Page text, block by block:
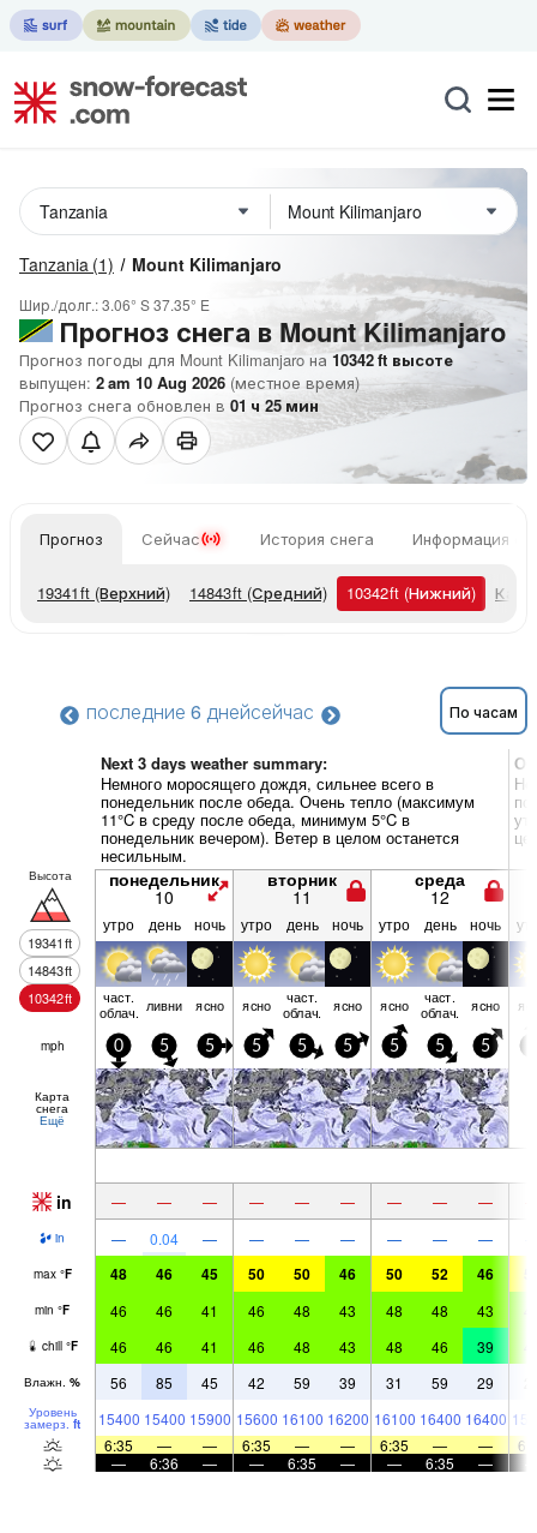
Tanzania (1) Mount Kilimanjaro
Шир./долг.:3.06° S37.35° E
Прогноз снега в Mount Kilimanjaro
Прогноз погоды для Mount Kilimanjaro на 10342ft высоте
выпущен: 2 am 10 Aug 2026 (местное время)
Прогноз снега обновлен в 01 ч 25 мин
Прогноз Сейчас История снега Информация о
19341ft (Верхний) 14843ft (Средний) 10342ft (Нижний)
последние 6 днейсейчас По часам
Next 3 days weather summary:
Немного моросящего дождя, сильнее всего в
понедельник после обеда. Очень тепло (максимум
11°C в среду после обеда, минимум 5°C в
понедельник вечером). Ветер в целом останется
несильным.
Высота
19341ft
14843ft
10342ft
понедельник
10
вторник
11
среда
12
утро день ночь утро день ночь утро день ночь
част.
облач. ливни ясно ясно част.
облач. ясно ясно част.
облач. ясно
mph 0 5 5 5 5 5 5 5 5
Карта
снега
Ещё
in — — — — — — — — —
in — 0.04 — — — — — — —
max °F 48 46 45 50 50 46 50 52 46
min °F 46 46 41 46 48 43 48 48 43
chill °F 46 46 41 46 48 43 48 46 39
Влажн. % 56 85 45 42 59 39 31 59 29
Уровень
замерз. ft 15400 15400 15900 15600 16100 16200 16100 16400 16400
6:35
— — 6:35 — — 6:35 — —
—
6:36 — — 6:35 — — 6:35 —